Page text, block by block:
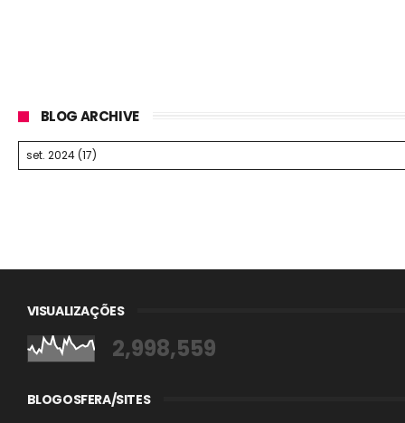
BLOG ARCHIVE
VISUALIZAÇÕES
2,998,559
BLOGOSFERA/SITES